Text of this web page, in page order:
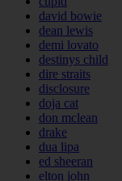
david bowie
dean lewis
demi lovato
destinys child
dire straits
disclosure
doja cat
don mclean
drake
dua lipa
ed sheeran
elton john